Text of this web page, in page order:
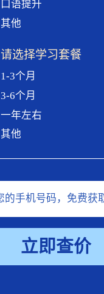
口语提升
其他
请选择学习套餐
1-3个月
3-6个月
一年左右
其他
立即查价